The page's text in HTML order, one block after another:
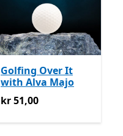
Golfing Over It
with Alva Majo
kr 51,00
kr 51,00